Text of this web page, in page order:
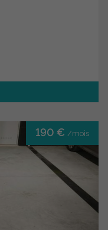
190 € /mois